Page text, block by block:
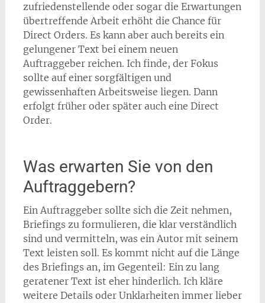
zufriedenstellende oder sogar die Erwartungen
übertreffende Arbeit erhöht die Chance für
Direct Orders. Es kann aber auch bereits ein
gelungener Text bei einem neuen
Auftraggeber reichen. Ich finde, der Fokus
sollte auf einer sorgfältigen und
gewissenhaften Arbeitsweise liegen. Dann
erfolgt früher oder später auch eine Direct
Order.
Was erwarten Sie von den
Auftraggebern?
Ein Auftraggeber sollte sich die Zeit nehmen,
Briefings zu formulieren, die klar verständlich
sind und vermitteln, was ein Autor mit seinem
Text leisten soll. Es kommt nicht auf die Länge
des Briefings an, im Gegenteil: Ein zu lang
geratener Text ist eher hinderlich. Ich kläre
weitere Details oder Unklarheiten immer lieber